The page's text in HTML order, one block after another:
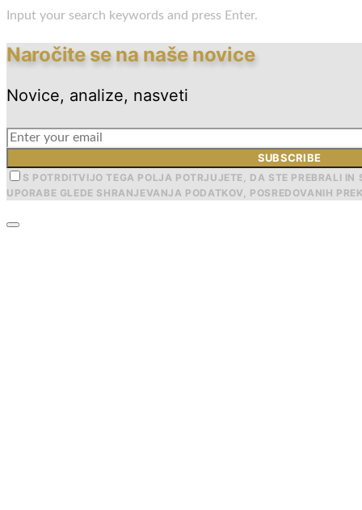
Input your search keywords and press Enter.
Naročite se na naše novice
Novice, analize, nasveti
SUBSCRIBE
S POTRDITVIJO TEGA POLJA POTRJUJETE, DA STE PREBRALI IN
UPORABE GLEDE SHRANJEVANJA PODATKOV, POSREDOVANIH